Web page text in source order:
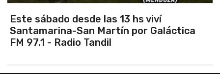
desde las 13 hs viví
San Martín por Galáctica
Tandil